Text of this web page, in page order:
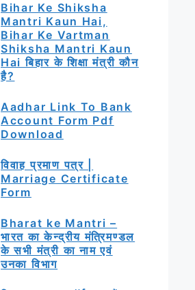
Bihar Ke Shiksha
Mantri Kaun Hai,
Bihar Ke Vartman
Shiksha Mantri Kaun
Hai बिहार के शिक्षा मंत्री कौन
है?
Aadhar Link To Bank
Account Form Pdf
Download
विवाह प्रमाण पत्र |
Marriage Certificate
Form
Bharat ke Mantri –
भारत का केन्द्रीय मंत्रिमण्डल
के सभी मंत्री का नाम एवं
उनका विभाग